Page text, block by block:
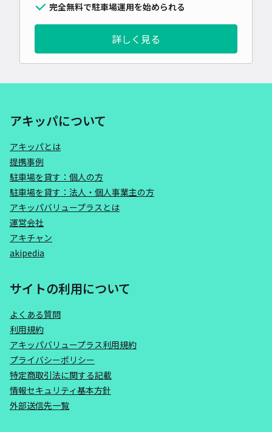
完全無料で駐車場運用を始められる
詳しく見る
アキッパについて
アキッパとは
提携事例
駐車場を貸す：個人の方
駐車場を貸す：法人・個人事業主の方
アキッパバリュープラスとは
運営会社
アキチャン
akipedia
サイトの利用について
よくある質問
利用規約
アキッパバリュープラス利用規約
プライバシーポリシー
特定商取引法に関する記載
情報セキュリティ基本方針
外部送信先一覧